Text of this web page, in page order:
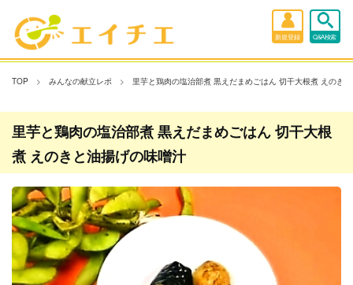
新規登録 Q&A検索
TOP みんなの献立レポ 里芋と鶏肉の塩治部煮 黒えだまめごはん 切干大根煮 えのき
里芋と鶏肉の塩治部煮 黒えだまめごはん 切干大根
煮 えのきと油揚げの味噌汁